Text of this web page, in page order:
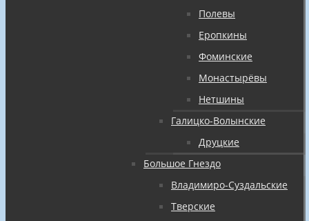
Полевы
Еропкины
Фоминские
Монастырёвы
Нетшины
Галицко-Волынские
Друцкие
Большое Гнездо
Владимиро-Суздальские
Тверские